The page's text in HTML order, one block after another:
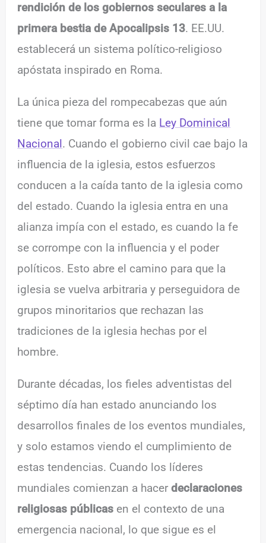
rendición de los gobiernos seculares a la
primera bestia de Apocalipsis 13. EE.UU.
establecerá un sistema político-religioso
apóstata inspirado en Roma.
La única pieza del rompecabezas que aún
tiene que tomar forma es la Ley Dominical
Nacional. Cuando el gobierno civil cae bajo la
influencia de la iglesia, estos esfuerzos
conducen a la caída tanto de la iglesia como
del estado. Cuando la iglesia entra en una
alianza impía con el estado, es cuando la fe
se corrompe con la influencia y el poder
políticos. Esto abre el camino para que la
iglesia se vuelva arbitraria y perseguidora de
grupos minoritarios que rechazan las
tradiciones de la iglesia hechas por el
hombre.
Durante décadas, los fieles adventistas del
séptimo día han estado anunciando los
desarrollos finales de los eventos mundiales,
y solo estamos viendo el cumplimiento de
estas tendencias. Cuando los líderes
mundiales comienzan a hacerdeclaraciones
religiosas públicas en el contexto de una
emergencia nacional, lo que sigue es el